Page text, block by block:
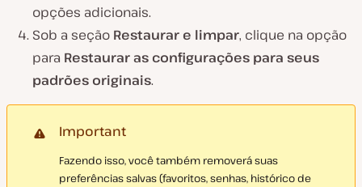
opções adicionais.
Sob a seção Restaurar e limpar, clique na opção
para Restaurar as configurações para seus
padrões originais.
Important
Fazendo isso, você também removerá suas
preferências salvas (favoritos, senhas, histórico de